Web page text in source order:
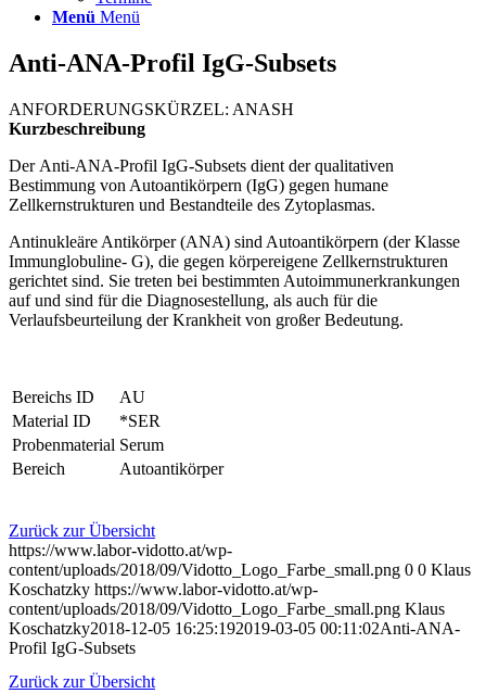
Menü Menü
Anti-ANA-Profil IgG-Subsets
ANFORDERUNGSKÜRZEL: ANASH
Kurzbeschreibung
Der Anti-ANA-Profil IgG-Subsets dient der qualitativen
Bestimmung von Autoantikörpern (IgG) gegen humane
Zellkernstrukturen und Bestandteile des Zytoplasmas.
Antinukleäre Antikörper (ANA) sind Autoantikörpern (der Klasse
Immunglobuline- G), die gegen körpereigene Zellkernstrukturen
gerichtet sind. Sie treten bei bestimmten Autoimmunerkrankungen
auf und sind für die Diagnosestellung, als auch für die
Verlaufsbeurteilung der Krankheit von großer Bedeutung.
Bereichs ID
AU
Material ID
*SER
Probenmaterial Serum
Bereich
Autoantikörper
Zurück zur Übersicht
https://www.labor-vidotto.at/wp-
content/uploads/2018/09/Vidotto_Logo_Farbe_small.png 0 0 Klaus
Koschatzky https://www.labor-vidotto.at/wp-
content/uploads/2018/09/Vidotto_Logo_Farbe_small.png Klaus
Koschatzky2018-12-05 16:25:192019-03-05 00:11:02Anti-ANA-
Profil IgG-Subsets
Zurück zur Übersicht